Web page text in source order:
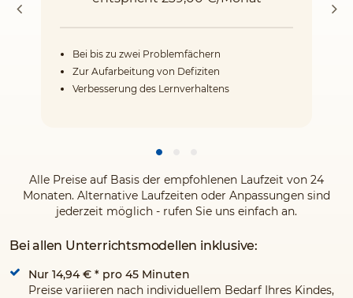
Bei bis zu zwei Problemfächern
Zur Aufarbeitung von Defiziten
Verbesserung des Lernverhaltens
Alle Preise auf Basis der empfohlenen Laufzeit von 24
Monaten. Alternative Laufzeiten oder Anpassungen sind
jederzeit möglich - rufen Sie uns einfach an.
Bei allen Unterrichtsmodellen inklusive:
Nur 14,94 € * pro 45 Minuten
Preise variieren nach individuellem Bedarf Ihres Kindes,